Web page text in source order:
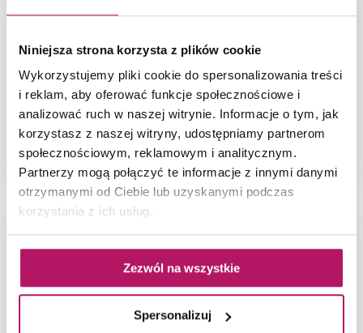
Niniejsza strona korzysta z plików cookie
Wykorzystujemy pliki cookie do spersonalizowania treści
i reklam, aby oferować funkcje społecznościowe i
analizować ruch w naszej witrynie. Informacje o tym, jak
korzystasz z naszej witryny, udostępniamy partnerom
społecznościowym, reklamowym i analitycznym.
Partnerzy mogą połączyć te informacje z innymi danymi
otrzymanymi od Ciebie lub uzyskanymi podczas
korzystania z ich usług.
Zezwól na wszystkie
Spersonalizuj
Detal szafki z kolekcji Roca Gap